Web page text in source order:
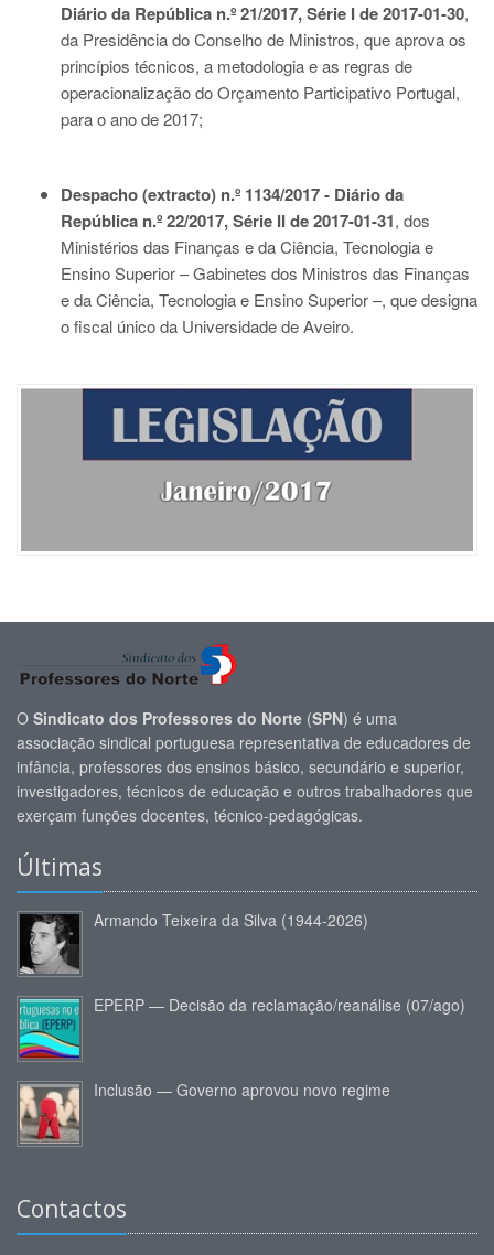
Diário da República n.º 21/2017, Série I de 2017-01-30,
da Presidência do Conselho de Ministros, que aprova os
princípios técnicos, a metodologia e as regras de
operacionalização do Orçamento Participativo Portugal,
para o ano de 2017;
Despacho (extracto) n.º 1134/2017 - Diário da
República n.º 22/2017, Série II de 2017-01-31, dos
Ministérios das Finanças e da Ciência, Tecnologia e
Ensino Superior – Gabinetes dos Ministros das Finanças
e da Ciência, Tecnologia e Ensino Superior –, que designa
o fiscal único da Universidade de Aveiro.
O Sindicato dos Professores do Norte (SPN) é uma
associação sindical portuguesa representativa de educadores de
infância, professores dos ensinos básico, secundário e superior,
investigadores, técnicos de educação e outros trabalhadores que
exerçam funções docentes, técnico-pedagógicas.
Últimas
Armando Teixeira da Silva (1944-2026)
EPERP — Decisão da reclamação/reanálise (07/ago)
Inclusão — Governo aprovou novo regime
Contactos